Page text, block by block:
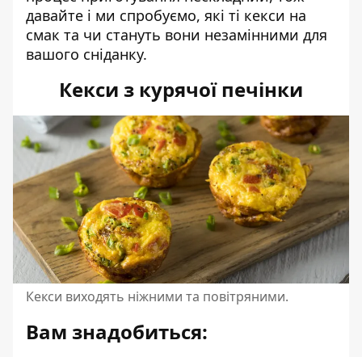
давайте і ми спробуємо, які ті кекси на
смак та чи стануть вони незамінними для
вашого сніданку.
Кекси з курячої печінки
Кекси виходять ніжними та повітряними.
Вам знадобиться: